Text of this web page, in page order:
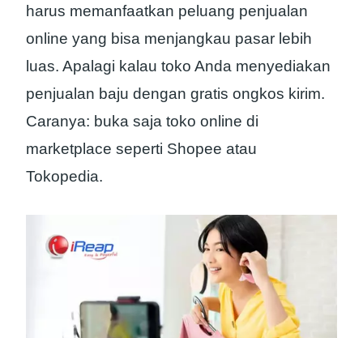
harus memanfaatkan peluang penjualan
online yang bisa menjangkau pasar lebih
luas. Apalagi kalau toko Anda menyediakan
penjualan baju dengan gratis ongkos kirim.
Caranya: buka saja toko online di
marketplace seperti Shopee atau
Tokopedia.